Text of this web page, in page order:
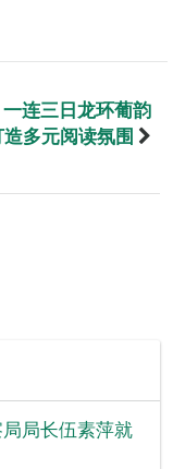
连三日龙环葡韵
多元阅读氛围
局长伍素萍就